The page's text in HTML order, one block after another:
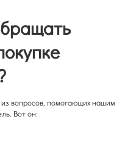
вопросов, помогающих нашим
Вот он: